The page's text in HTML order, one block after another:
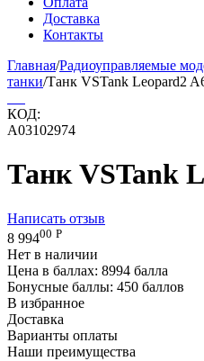
Доставка
Контакты
Главная/Радиоуправляемые
танки/Танк VSTank Leopard2
КОД:
A03102974
Танк VSTank
Написать отзыв
8 99400 Р
Нет в наличии
Цена в баллах: 8994 балла
Бонусные баллы: 450 баллов
В избранное
Доставка
Варианты оплаты
Наши преимущества